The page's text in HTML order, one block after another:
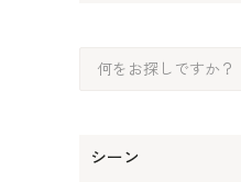
シーン